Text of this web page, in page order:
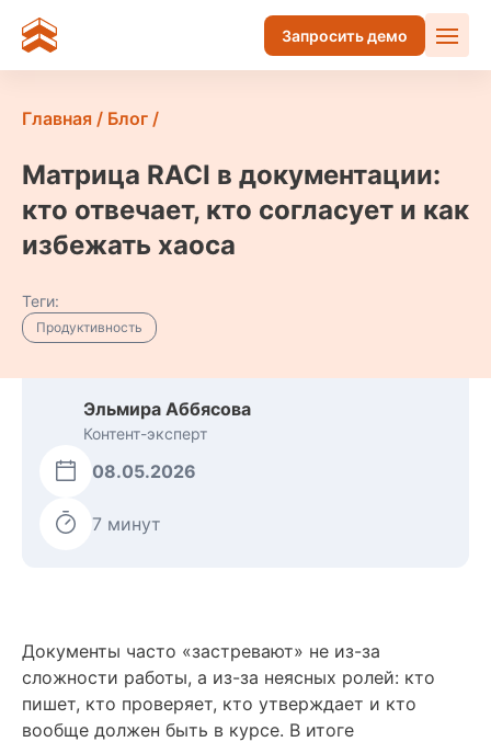
Запросить демо
Главная / Блог /
Матрица RACI в документации:
кто отвечает, кто согласует и как
избежать хаоса
Теги:
Продуктивность
Эльмира Аббясова
Контент-эксперт
08.05.2026
7 минут
Документы часто «застревают» не из-за
сложности работы, а из-за неясных ролей: кто
пишет, кто проверяет, кто утверждает и кто
вообще должен быть в курсе. В итоге